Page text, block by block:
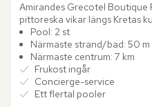
Amirandes Grecotel Boutique
pittoreska vikar längs Kretas
stilfull design och havets
Bo i...
Pool: 2 st
Närmaste strand/bad: 50 m
Närmaste centrum: 7 km
Frukost ingår
Concierge-service
Ett flertal pooler